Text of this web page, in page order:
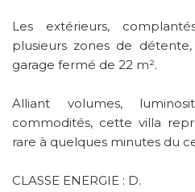
Les extérieurs,
plusieurs zones de
garage fermé de 22 m².
Alliant volumes,
commodités, cette villa
rare à quelques minutes du
CLASSE ENERGIE : D.